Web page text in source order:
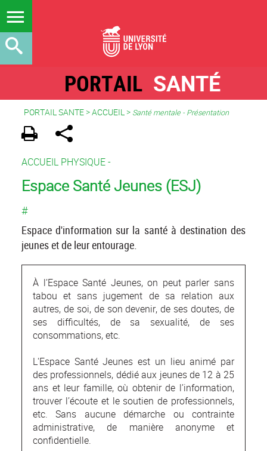
PORTAIL SANTÉ
PORTAIL SANTE>ACCUEIL> Santé mentale - Présentation
ACCUEIL PHYSIQUE -
Espace Santé Jeunes (ESJ)
#
Espace d'information sur la santé à destination des
jeunes et de leur entourage.
À l’Espace Santé Jeunes, on peut parler sans
tabou et sans jugement de sa relation aux
autres, de soi, de son devenir, de ses doutes, de
ses difficultés, de sa sexualité, de ses
consommations, etc.
L'Espace Santé Jeunes est un lieu animé par
des professionnels, dédié aux jeunes de 12 à 25
ans et leur famille, où obtenir de l’information,
trouver l’écoute et le soutien de professionnels,
etc. Sans aucune démarche ou contrainte
administrative, de manière anonyme et
confidentielle.